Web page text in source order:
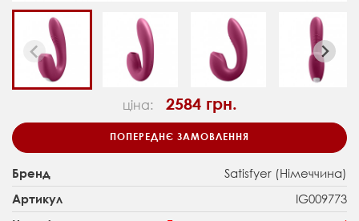
ціна: 2584 грн.
ПОПЕРЕДНЄ ЗАМОВЛЕННЯ
Бренд Satisfyer (Німеччина)
Артикул IG009773